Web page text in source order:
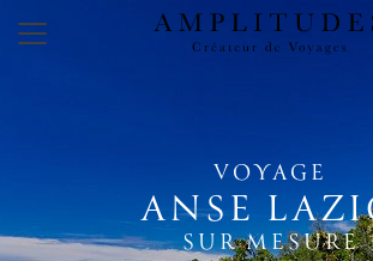
×
VOYAGE
ANSE
SUR MESURE